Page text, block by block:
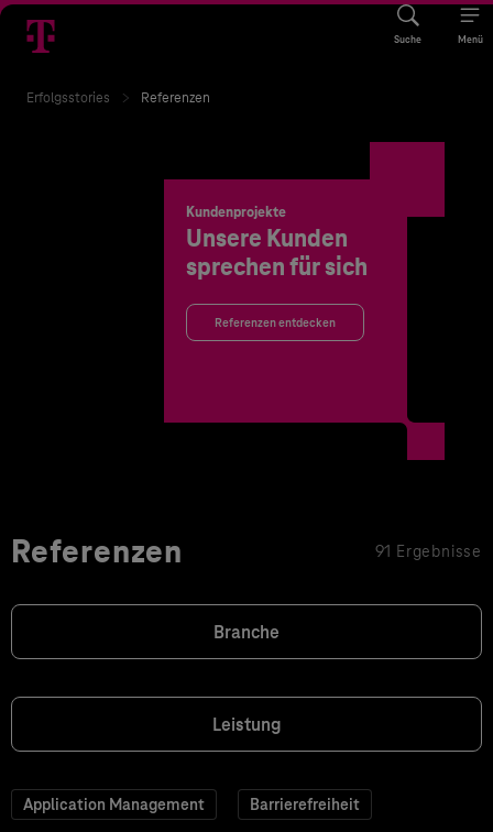
Suche Menü
Erfolgsstories Referenzen
Kundenprojekte
Unsere Kunden
sprechen für sich
Referenzen entdecken
Referenzen 91 Ergebnisse
Branche
Leistung
Application Management Barrierefreiheit